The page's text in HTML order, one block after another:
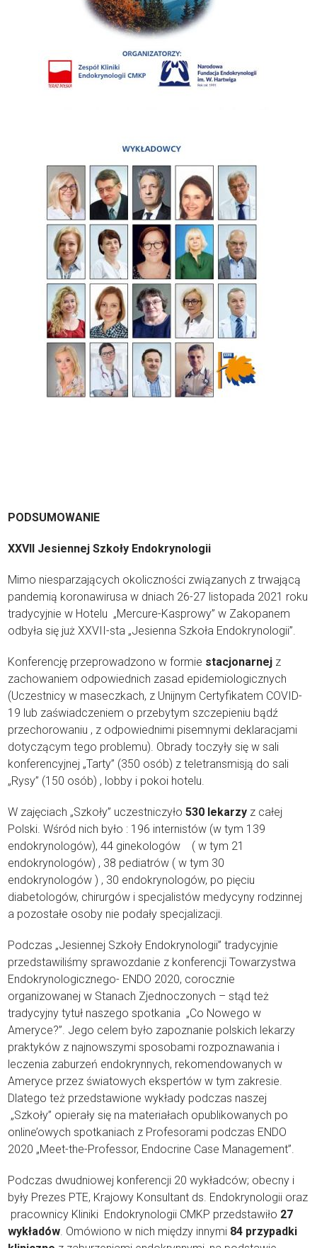
PODSUMOWANIE
XXVII Jesiennej Szkoły Endokrynologii
Mimo niesparzających okoliczności związanych z trwającą
pandemią koronawirusa w dniach 26-27 listopada 2021 roku
tradycyjnie w Hotelu „Mercure-Kasprowy” w Zakopanem
odbyła się już XXVII-sta „Jesienna Szkoła Endokrynologii”.
Konferencję przeprowadzono w formie stacjonarnej z
zachowaniem odpowiednich zasad epidemiologicznych
(Uczestnicy w maseczkach, z Unijnym Certyfikatem COVID-
19 lub zaświadczeniem o przebytym szczepieniu bądź
przechorowaniu , z odpowiednimi pisemnymi deklaracjami
dotyczącym tego problemu). Obrady toczyły się w sali
konferencyjnej „Tarty” (350 osób) z teletransmisją do sali
„Rysy” (150 osób) , lobby i pokoi hotelu.
W zajęciach „Szkoły” uczestniczyło530 lekarzy z całej
Polski. Wśród nich było : 196 internistów (w tym 139
endokrynologów), 44 ginekologów ( w tym 21
endokrynologów) , 38 pediatrów ( w tym 30
endokrynologów ) , 30 endokrynologów, po pięciu
diabetologów, chirurgów i specjalistów medycyny rodzinnej
a pozostałe osoby nie podały specjalizacji.
Podczas „Jesiennej Szkoły Endokrynologii” tradycyjnie
przedstawiliśmy sprawozdanie z konferencji Towarzystwa
Endokrynologicznego- ENDO 2020, corocznie
organizowanej w Stanach Zjednoczonych – stąd też
tradycyjny tytuł naszego spotkania „Co Nowego w
Ameryce?”. Jego celem było zapoznanie polskich lekarzy
praktyków z najnowszymi sposobami rozpoznawania i
leczenia zaburzeń endokrynnych, rekomendowanych w
Ameryce przez światowych ekspertów w tym zakresie.
Dlatego też przedstawione wykłady podczas naszej
„Szkoły” opierały się na materiałach opublikowanych po
online’owych spotkaniach z Profesorami podczas ENDO
2020 „Meet-the-Professor, Endocrine Case Management”.
Podczas dwudniowej konferencji 20 wykładców; obecny i
były Prezes PTE, Krajowy Konsultant ds. Endokrynologii oraz
pracownicy Kliniki Endokrynologii CMKP przedstawiło 27
wykładów . Omówiono w nich między innymi 84 przypadki